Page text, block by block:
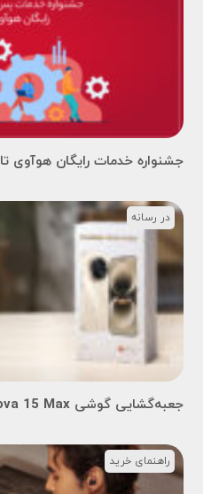
جشنواره خدمات رایگان هوآوی تا
جعبه‌گشایی گوشی HUAWEI nova 15 Max
در رسانه
راهنمای خرید